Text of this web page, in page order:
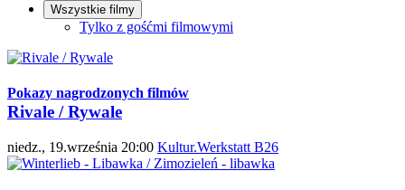
Wszystkie filmy
Tylko z gośćmi filmowymi
Pokazy nagrodzonych filmów
Rivale / Rywale
niedz., 19.września 20:00 Kultur.Werkstatt B26